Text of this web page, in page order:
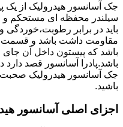
جک آسانسور هیدرولیک از
سیلندر محفظه ای مستحکم
باید در برابر
مقاومت داشت باشد و قسمت
باشد که پیستون داخل آن
باشد.پادرا آسانسور قصد
جک آسانسور هیدرولیک صحبت
باشید.
اجزای اصلی آسانسور